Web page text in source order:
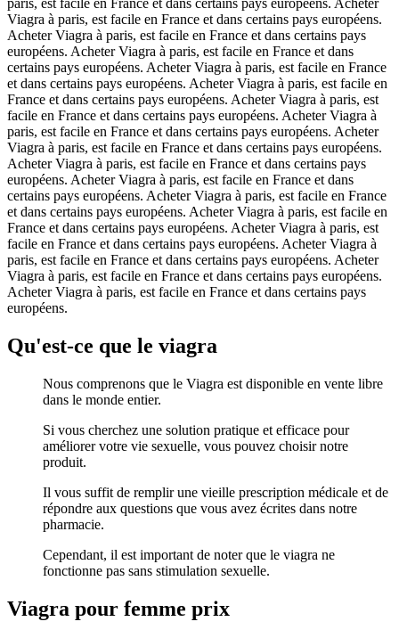
paris, est facile en France et dans certains pays européens. Acheter
Viagra à paris, est facile en France et dans certains pays européens.
Acheter Viagra à paris, est facile en France et dans certains pays
européens. Acheter Viagra à paris, est facile en France et dans
certains pays européens. Acheter Viagra à paris, est facile en France
et dans certains pays européens. Acheter Viagra à paris, est facile en
France et dans certains pays européens. Acheter Viagra à paris, est
facile en France et dans certains pays européens. Acheter Viagra à
paris, est facile en France et dans certains pays européens. Acheter
Viagra à paris, est facile en France et dans certains pays européens.
Acheter Viagra à paris, est facile en France et dans certains pays
européens. Acheter Viagra à paris, est facile en France et dans
certains pays européens. Acheter Viagra à paris, est facile en France
et dans certains pays européens. Acheter Viagra à paris, est facile en
France et dans certains pays européens. Acheter Viagra à paris, est
facile en France et dans certains pays européens. Acheter Viagra à
paris, est facile en France et dans certains pays européens. Acheter
Viagra à paris, est facile en France et dans certains pays européens.
Acheter Viagra à paris, est facile en France et dans certains pays
européens.
Qu'est-ce que le viagra
Nous comprenons que le Viagra est disponible en vente libre
dans le monde entier.
Si vous cherchez une solution pratique et efficace pour
améliorer votre vie sexuelle, vous pouvez choisir notre
produit.
Il vous suffit de remplir une vieille prescription médicale et de
répondre aux questions que vous avez écrites dans notre
pharmacie.
Cependant, il est important de noter que le viagra ne
fonctionne pas sans stimulation sexuelle.
Viagra pour femme prix